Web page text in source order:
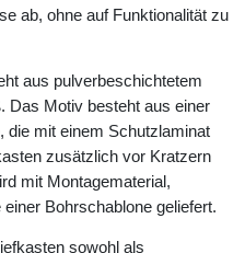
ab, ohne auf Funktionalität zu
aus pulverbeschichtetem
Das Motiv besteht aus einer
die mit einem Schutzlaminat
zusätzlich vor Kratzern
mit Montagematerial,
Bohrschablone geliefert.
sowohl als